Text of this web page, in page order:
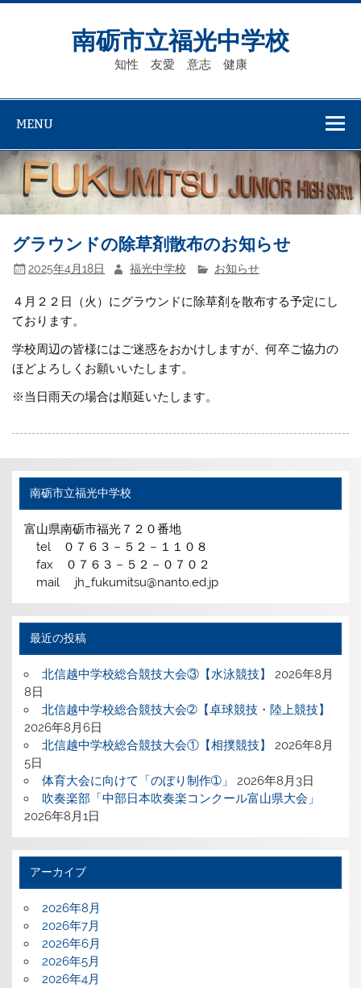
Skip
南砺市立福光中学校
知性 友愛 意志 健康
MENU
グラウンドの除草剤散布のお知らせ
2025年4月18日 福光中学校 お知らせ
４月２２日（火）にグラウンドに除草剤を散布する予定にし
ております。
学校周辺の皆様にはご迷惑をおかけしますが、何卒ご協力の
ほどよろしくお願いいたします。
※当日雨天の場合は順延いたします。
南砺市立福光中学校
富山県南砺市福光７２０番地
tel ０７６３－５２－１１０８
fax ０７６３－５２－０７０２
mail jh_fukumitsu@nanto.ed.jp
最近の投稿
北信越中学校総合競技大会③【水泳競技】
2026年8月
8日
北信越中学校総合競技大会➁【卓球競技・陸上競技】
2026年8月6日
北信越中学校総合競技大会①【相撲競技】
2026年8月
5日
体育大会に向けて「のぼり制作➀」
2026年8月3日
吹奏楽部「中部日本吹奏楽コンクール富山県大会」
2026年8月1日
アーカイブ
2026年8月
2026年7月
2026年6月
2026年5月
2026年4月